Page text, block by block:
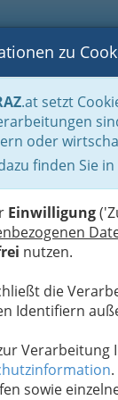
BLOGS F
zu
.at setzt
oder
finden Sie
Einwilligung
nutzen.
die
Identifiern
Verarbeitung
sowie
Handel in Graz
Brühl